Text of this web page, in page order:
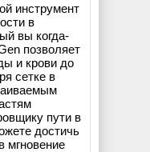
инструмент
в
вы когда-
позволяет
и крови до
сетке в
пути в
достичь
мгновение